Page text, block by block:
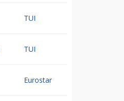
TUI
TUI
Eurostar